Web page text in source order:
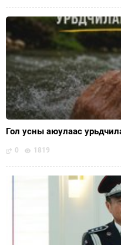
Гол усны аюулаас
0 1819